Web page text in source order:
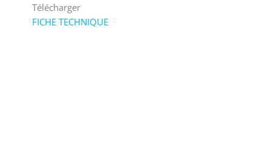
Télécharger
FICHE TECHNIQUE